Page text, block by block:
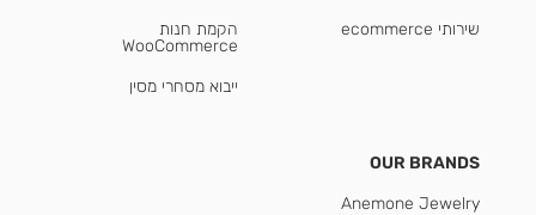
שירותי ecommerce
הקמת חנות
WooCommerce
ייבוא מסחרי מסין
OUR BRANDS
Anemone Jewelry